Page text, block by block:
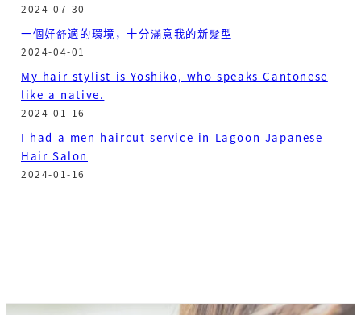
2024-07-30
一個好舒適的環境，十分滿意我的新髮型
2024-04-01
My hair stylist is Yoshiko, who speaks Cantonese
like a native.
2024-01-16
I had a men haircut service in Lagoon Japanese
Hair Salon
2024-01-16